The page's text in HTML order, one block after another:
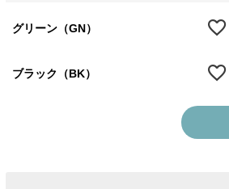
グリーン（GN）
ブラック（BK）